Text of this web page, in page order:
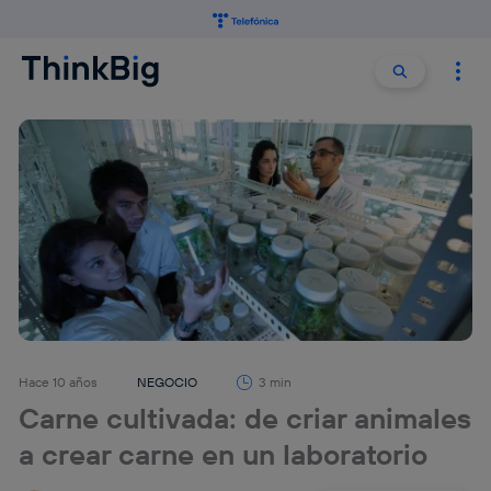
Buscar
Hace 10 años NEGOCIO 3 min
Carne cultivada: de criar animales
a crear carne en un laboratorio